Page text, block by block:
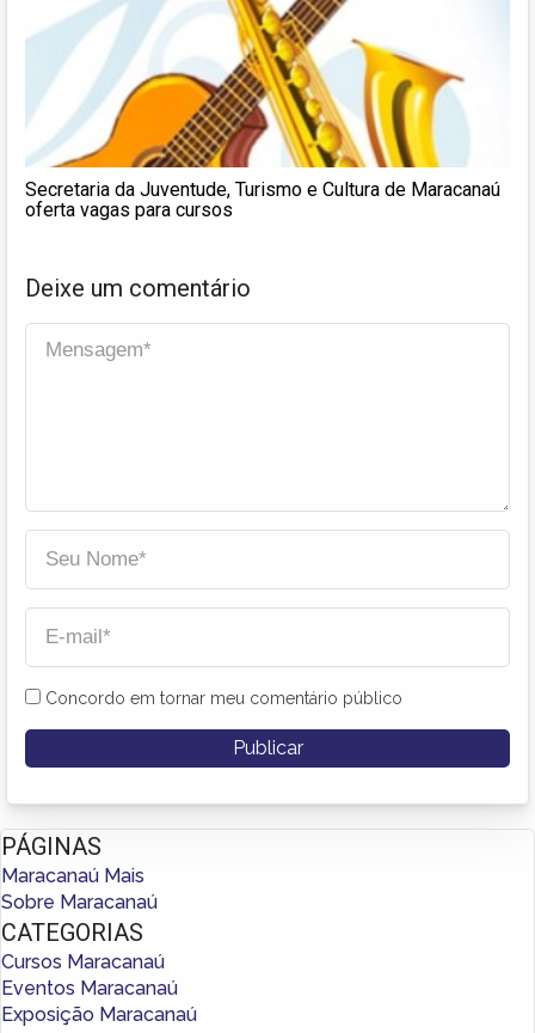
Secretaria da Juventude, Turismo e Cultura de Maracanaú
oferta vagas para cursos
Deixe um comentário
Concordo em tornar meu comentário público
PÁGINAS
Maracanaú Mais
Sobre Maracanaú
CATEGORIAS
Cursos Maracanaú
Eventos Maracanaú
Exposição Maracanaú